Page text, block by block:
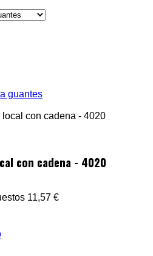
guantes
con cadena - 4020
con cadena - 4020
11,57 €